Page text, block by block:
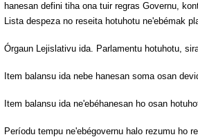
hanesan defini tiha ona tuir regras Governu,
Lista despeza no reseita hotuhotu ne'ebémak
Órgaun Lejislativu ida. Parlamentu hotuhotu,
Item balansu ida nebe hanesan soma osan
Item balansu ida ne'ebéhanesan ho osan
Períodu tempu ne'ebégovernu halo rezumu ho